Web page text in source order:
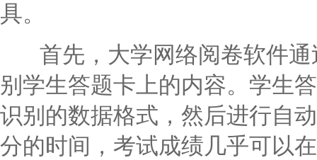
具。
首先，大学网络阅卷软件通
别学生答题卡上的内容。学生
识别的数据格式，然后进行自
分的时间，考试成绩几乎可以